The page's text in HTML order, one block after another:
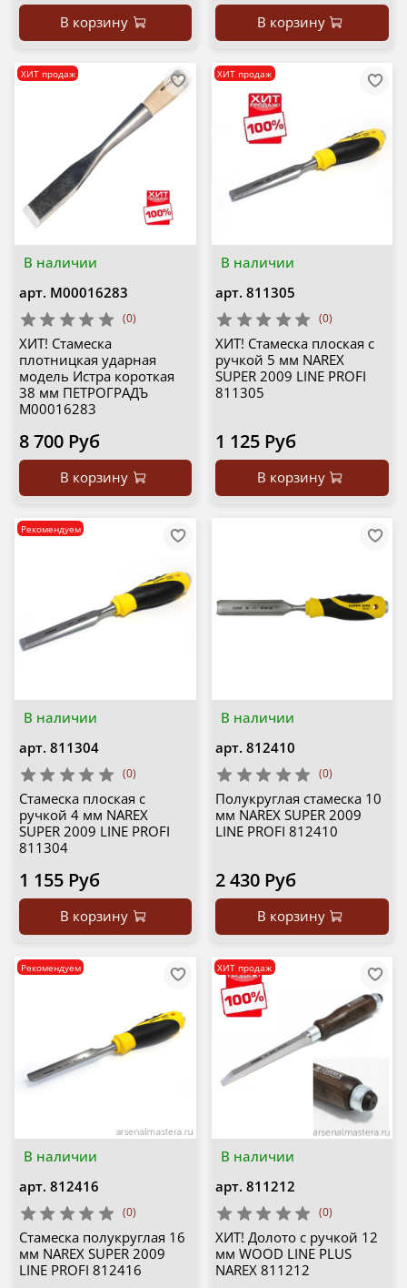
В корзину В корзину
В наличии
ХИТ продаж
арт. М00016283
(0)
ХИТ! Стамеска
плотницкая ударная
модель Истра короткая
38 мм ПЕТРОГРАДЪ
М00016283
8 700 Руб
В корзину
В наличии
ХИТ продаж
арт. 811305
(0)
ХИТ! Стамеска плоская с
ручкой 5 мм NAREX
SUPER 2009 LINE PROFI
811305
1 125 Руб
В корзину
В наличии
Рекомендуем
арт. 811304
(0)
Стамеска плоская с
ручкой 4 мм NAREX
SUPER 2009 LINE PROFI
811304
1 155 Руб
В корзину
В наличии
арт. 812410
(0)
Полукруглая стамеска 10
мм NAREX SUPER 2009
LINE PROFI 812410
2 430 Руб
В корзину
В наличии
Рекомендуем
арт. 812416
(0)
Стамеска полукруглая 16
мм NAREX SUPER 2009
LINE PROFI 812416
В наличии
ХИТ продаж
арт. 811212
(0)
ХИТ! Долото с ручкой 12
мм WOOD LINE PLUS
NAREX 811212